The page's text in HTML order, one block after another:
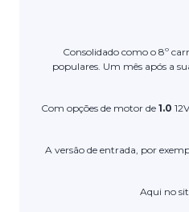
Consolidado como o 8º
populares. Um mês após a
Com opções de motor de 1.0
A versão de entrada, por
Aqui no